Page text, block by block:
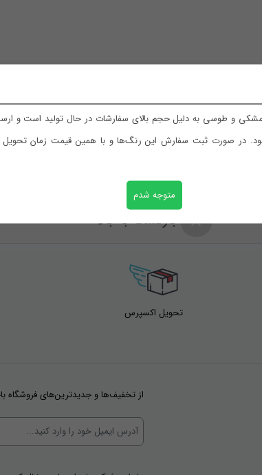
و طوسی به دلیل حجم بالای سفارشات در حال تولید است و
در صورت ثبت سفارش این رنگ‌ها و با همین قیمت زمان تحویل
متوجه شدم
بازگشت به بالا
تحویل اکسپرس
از تخفیف‌ها و جدیدترین‌های فروشگاه